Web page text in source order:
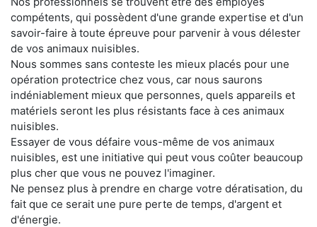
compétents, qui possèdent d'une grande expertise et d'un
savoir-faire à toute épreuve pour parvenir à vous délester
de vos animaux nuisibles.
Nous sommes sans conteste les mieux placés pour une
opération protectrice chez vous, car nous saurons
indéniablement mieux que personnes, quels appareils et
matériels seront les plus résistants face à ces animaux
nuisibles.
Essayer de vous défaire vous-même de vos animaux
nuisibles, est une initiative qui peut vous coûter beaucoup
plus cher que vous ne pouvez l'imaginer.
Ne pensez plus à prendre en charge votre dératisation, du
fait que ce serait une pure perte de temps, d'argent et
d'énergie.